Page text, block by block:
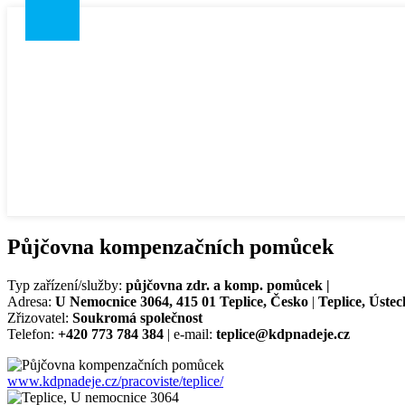
Půjčovna kompenzačních pomůcek
Typ zařízení/služby: půjčovna zdr. a komp. pomůcek |
Adresa: U Nemocnice 3064, 415 01 Teplice, Česko | Teplice,
Zřizovatel: Soukromá společnost
Telefon: +420 773 784 384 | e-mail: teplice@kdpnadeje.cz
www.kdpnadeje.cz/pracoviste/teplice/